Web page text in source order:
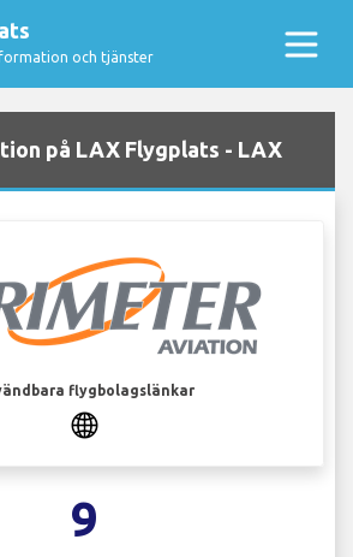
och tjänster
på LAX Flygplats - LAX
flygbolagslänkar
9